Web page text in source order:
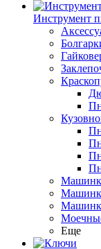
Инструмент
Еще